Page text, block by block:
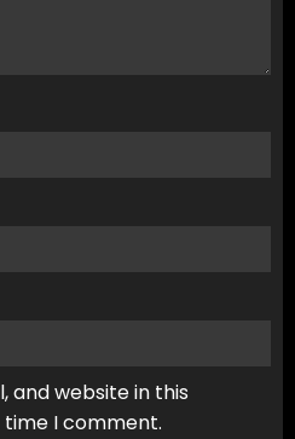
and website in this
I comment.